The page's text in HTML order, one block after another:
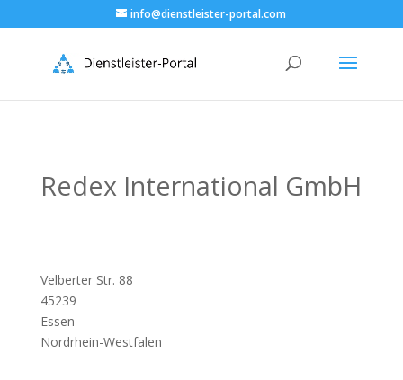
info@dienstleister-portal.com
Redex International GmbH
Velberter Str. 88
45239
Essen
Nordrhein-Westfalen